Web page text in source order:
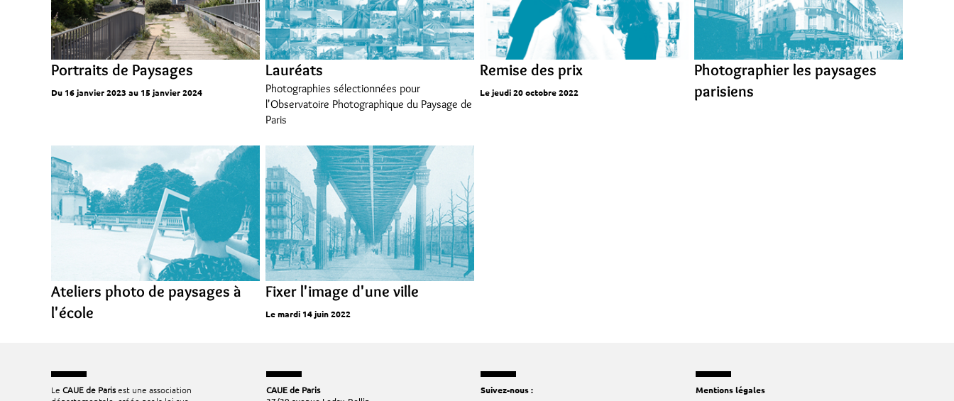
Portraits de Paysages
Du 16 janvier 2023 au 15 janvier 2024
Lauréats
Photographies sélectionnées pour
l'Observatoire Photographique du Paysage de
Paris
Remise des prix
Le jeudi 20 octobre 2022
Photographier les paysages
parisiens
Ateliers photo de paysages à
l'école
Fixer l'image d'une ville
Le mardi 14 juin 2022
Le CAUE de Parisest une association
CAUE de Paris
Suivez-nous : Mentions légales